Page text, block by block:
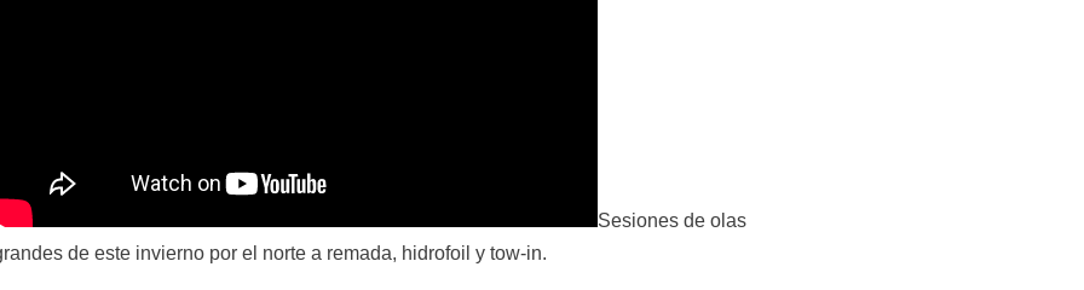
Sesiones de olas
de este invierno por el norte a remada, hidrofoil y tow-in.